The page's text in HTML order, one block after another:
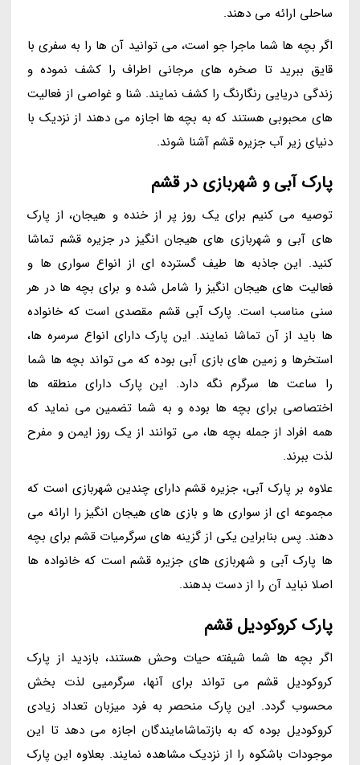
ساحلی ارائه می دهند.
اگر بچه ها شما ماجرا جو است، می توانید آن ها را به سفری با
قایق ببرید تا صخره های مرجانی اطراف را کشف نموده و
زندگی دریایی رنگارنگ را کشف نمایند. شنا و غواصی از فعالیت
های محبوبی هستند که به بچه ها اجازه می دهند از نزدیک با
دنیای زیر آب جزیره قشم آشنا شوند.
پارک آبی و شهربازی در قشم
توصیه می کنیم برای یک روز پر از خنده و هیجان، از پارک
های آبی و شهربازی های هیجان انگیز در جزیره قشم تماشا
کنید. این جاذبه ها طیف گسترده ای از انواع سواری ها و
فعالیت های هیجان انگیز را شامل شده و برای بچه ها در هر
سنی مناسب است. پارک آبی قشم مقصدی است که خانواده
ها باید از آن تماشا نمایند. این پارک دارای انواع سرسره ها،
استخرها و زمین های بازی آبی بوده که می تواند بچه ها شما
را ساعت ها سرگرم نگه دارد. این پارک دارای منطقه ها
اختصاصی برای بچه ها بوده و به شما تضمین می نماید که
همه افراد از جمله بچه ها، می توانند از یک روز ایمن و مفرح
لذت ببرند.
علاوه بر پارک آبی، جزیره قشم دارای چندین شهربازی است که
مجموعه ای از سواری ها و بازی های هیجان انگیز را ارائه می
دهند. پس بنابراین یکی از گزینه های سرگرمیات قشم برای بچه
ها پارک آبی و شهربازی های جزیره قشم است که خانواده ها
اصلا نباید آن را از دست بدهند.
پارک کروکودیل قشم
اگر بچه ها شما شیفته حیات وحش هستند، بازدید از پارک
کروکودیل قشم می تواند برای آنها، سرگرمیی لذت بخش
محسوب گردد. این پارک منحصر به فرد میزبان تعداد زیادی
کروکودیل بوده که به بازتماشامایندگان اجازه می دهد تا این
موجودات باشکوه را از نزدیک مشاهده نمایند. بعلاوه این پارک